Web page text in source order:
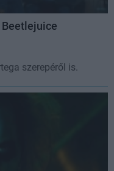
szerepéről is.